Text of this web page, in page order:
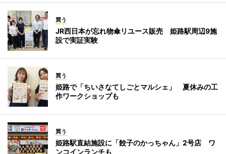
買う
JR西日本が忘れ物傘リユース販売 姫路駅周辺9施
設で実証実験
買う
姫路で「ちいさなてしごとマルシェ」 夏休みの工
作ワークショップも
買う
姫路駅直結施設に「餃子のかっちゃん」2号店 ワ
ンコインランチも